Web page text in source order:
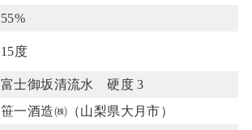
55%
15度
富士御坂清流水 硬度 3
笹一酒造㈱（山梨県大月市）